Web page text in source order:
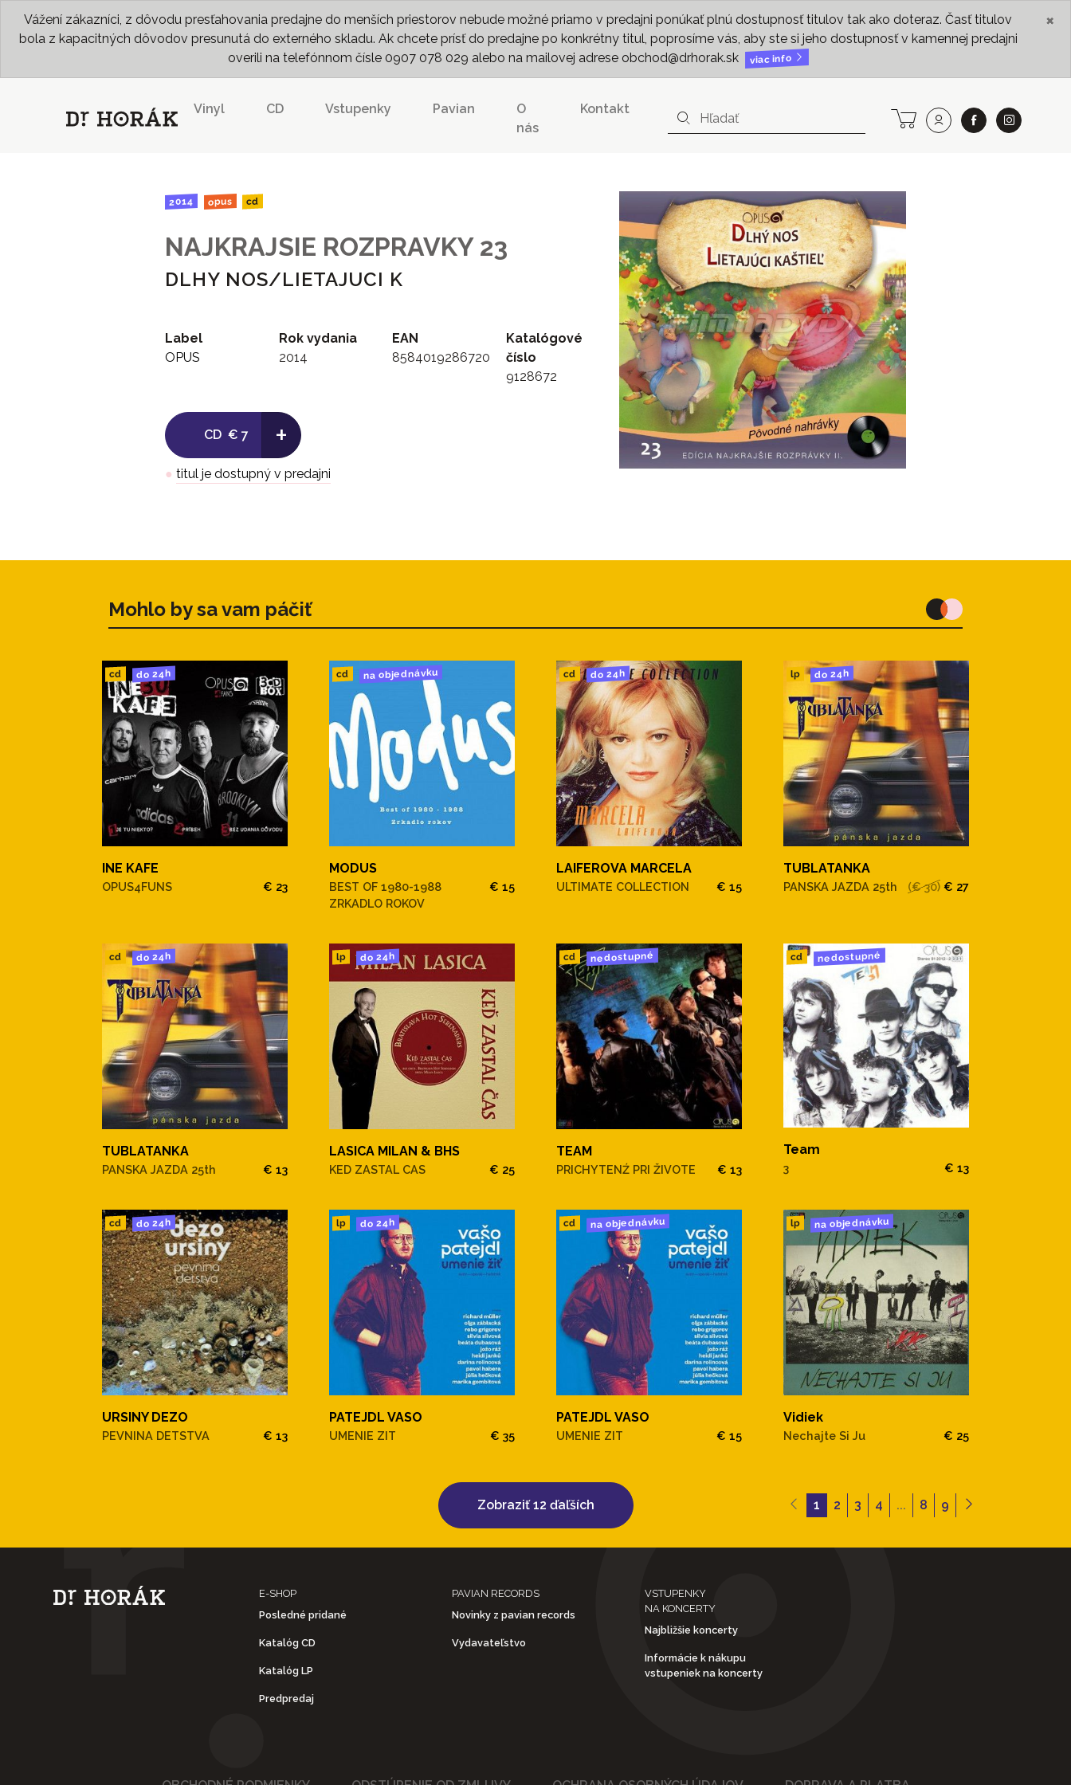
Vážení zákazníci, z dôvodu presťahovania predajne do menších priestorov nebude možné priamo v predajni ponúkať plnú dostupnosť titulov tak ako doteraz. Časť titulov
bola z kapacitných dôvodov presunutá do externého skladu. Ak chcete prísť do predajne po konkrétny titul, poprosíme vás, aby ste si jeho dostupnosť v kamennej predajni
overili na telefónnom čísle 0907 078 029 alebo na mailovej adrese obchod@drhorak.sk
viac info
×
Vinyl CD Vstupenky Pavian
O
nás
Kontakt
2014 opus cd
NAJKRAJSIE ROZPRAVKY 23
DLHY NOS/LIETAJUCI K
Label
OPUS
Rok vydania
2014
EAN
8584019286720
Katalógové
číslo
9128672
CD € 7 +
● titul je dostupný v predajni
Mohlo by sa vam páčiť
cd do 24h
INE KAFE
OPUS4FUNS € 23
cd na objednávku
MODUS
BEST OF 1980-1988
ZRKADLO ROKOV
€ 15
cd do 24h
LAIFEROVA MARCELA
ULTIMATE COLLECTION € 15
lp do 24h
TUBLATANKA
PANSKA JAZDA 25th (€ 30) € 27
cd do 24h
TUBLATANKA
PANSKA JAZDA 25th € 13
lp do 24h
LASICA MILAN & BHS
KED ZASTAL CAS € 25
cd nedostupné
TEAM
PRICHYTENŹ PRI ŽIVOTE € 13
cd nedostupné
Team
3 € 13
cd do 24h
URSINY DEZO
PEVNINA DETSTVA € 13
lp do 24h
PATEJDL VASO
UMENIE ZIT € 35
cd na objednávku
PATEJDL VASO
UMENIE ZIT € 15
lp na objednávku
Vidiek
Nechajte Si Ju € 25
Zobraziť 12 ďaľších 1 2 3 4 ... 8 9
E-SHOP
Posledné pridané
Katalóg CD
Katalóg LP
Predpredaj
PAVIAN RECORDS
Novinky z pavian records
Vydavateľstvo
VSTUPENKY
NA KONCERTY
Najbližšie koncerty
Informácie k nákupu
vstupeniek na koncerty